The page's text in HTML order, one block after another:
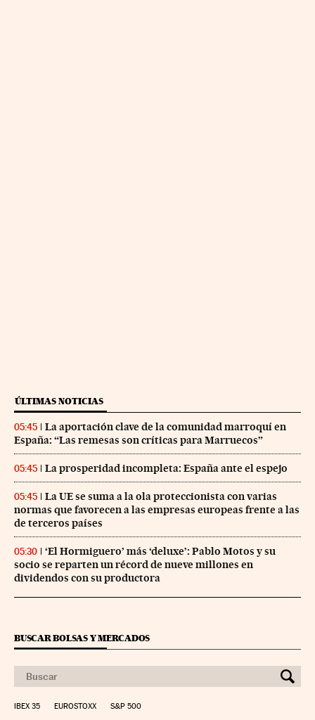
ÚLTIMAS NOTICIAS
05:45
La aportación clave de la comunidad marroquí en
España: “Las remesas son críticas para Marruecos”
05:45 La prosperidad incompleta: España ante el espejo
05:45
La UE se suma a la ola proteccionista con varias
normas que favorecen a las empresas europeas frente a las
de terceros países
05:30
‘El Hormiguero’ más ‘deluxe’: Pablo Motos y su
socio se reparten un récord de nueve millones en
dividendos con su productora
BUSCAR BOLSAS Y MERCADOS
IBEX 35 EUROSTOXX S&P 500